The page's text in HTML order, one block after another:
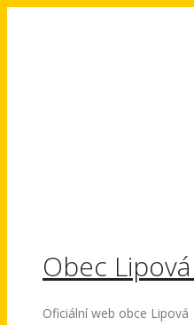
Obec
Oficiální web obce Lipová